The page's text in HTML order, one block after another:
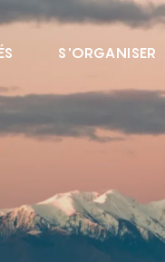
S'ORGANISER